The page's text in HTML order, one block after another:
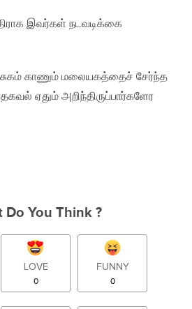
இவர்கள் நடவடிக்கை
காணும் மலையகத்தைச் சேர்ந்த
ஏதும் அறிந்திருப்பார்களேர
Do You Think ?
LOVE
0
FUNNY
0